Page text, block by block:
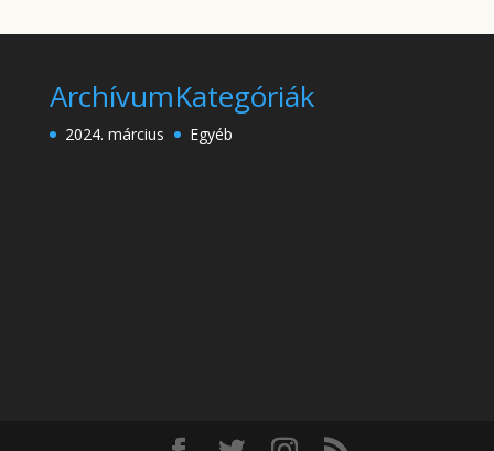
Archívum
2024. március
Kategóriák
Egyéb